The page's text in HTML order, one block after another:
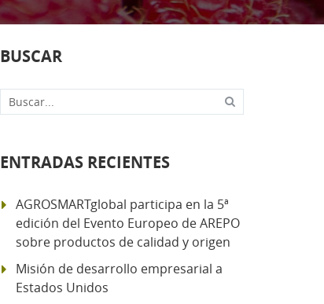
BUSCAR
Buscar...
ENTRADAS RECIENTES
AGROSMARTglobal participa en la 5ª
edición del Evento Europeo de AREPO
sobre productos de calidad y origen
Misión de desarrollo empresarial a
Estados Unidos